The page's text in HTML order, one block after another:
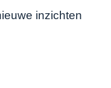
inzichten